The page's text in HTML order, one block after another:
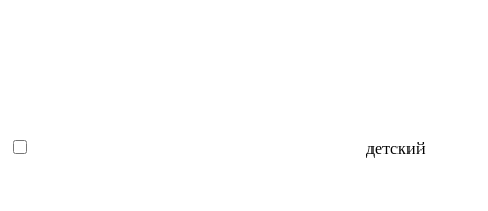
детский